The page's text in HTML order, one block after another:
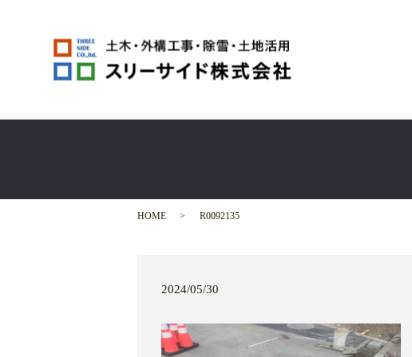
HOME R0092135
2024/05/30